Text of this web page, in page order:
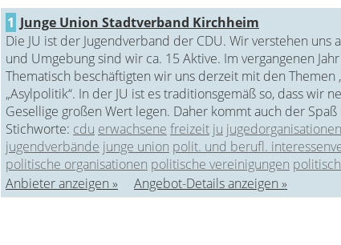
1 Junge Union Stadtverband Kirchheim
Die JU ist der Jugendverband der CDU. Wir verstehen
und Umgebung sind wir ca. 15 Aktive. Im vergangenen
Thematisch beschäftigten wir uns derzeit mit den Themen
„Asylpolitik“. In der JU ist es traditionsgemäß so, dass
Gesellige großen Wert legen. Daher kommt auch der Spaß
Stichworte: cdu erwachsene freizeit ju jugedorganisationen
jugendverbände junge union polit. und berufl.
politische organisationen politische vereinigungen
Anbieter anzeigen »
Angebot-Details anzeigen »